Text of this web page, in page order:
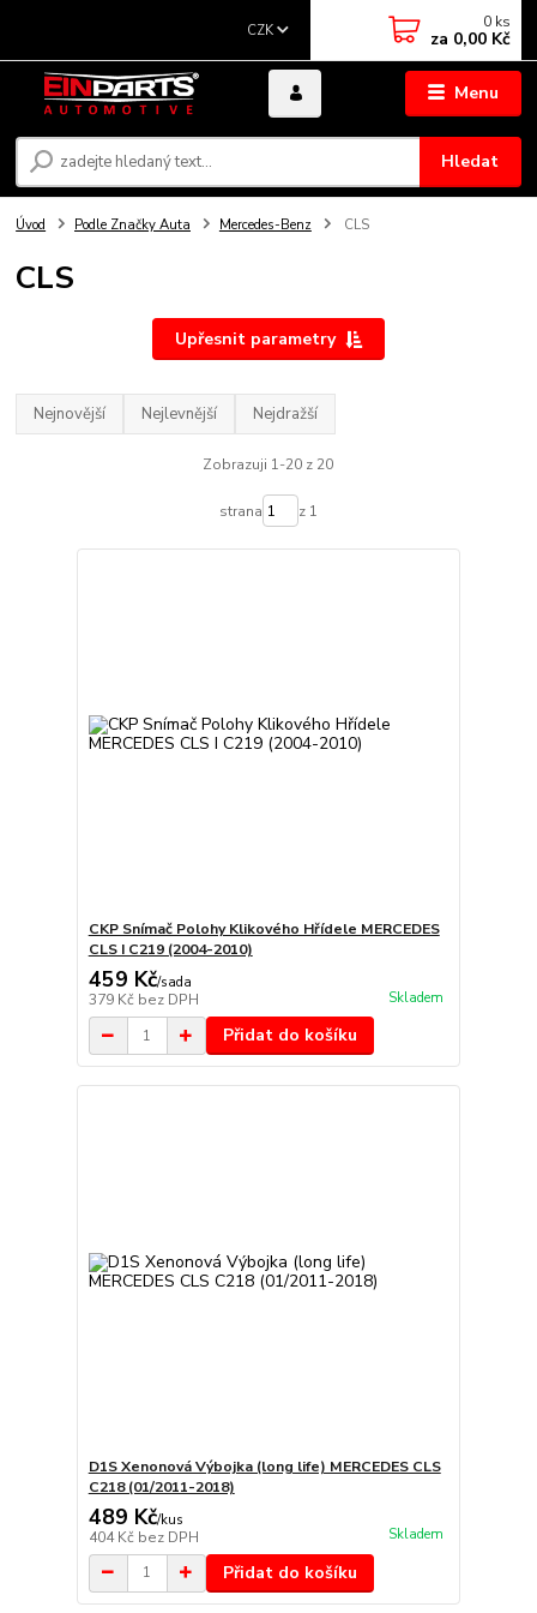
Menu
CZK
Hledat
0 ks
za 0,00 Kč
Úvod Podle Značky Auta Mercedes-Benz CLS
CLS
Upřesnit parametry
Nejnovější Nejlevnější Nejdražší
Zobrazuji 1-20 z 20
strana z 1
CKP Snímač Polohy Klikového Hřídele MERCEDES
CLS I C219 (2004-2010)
459 Kč/sada
379 Kč bez DPH Skladem
Přidat do košíku
D1S Xenonová Výbojka (long life) MERCEDES CLS
C218 (01/2011-2018)
489 Kč/kus
404 Kč bez DPH Skladem
Přidat do košíku